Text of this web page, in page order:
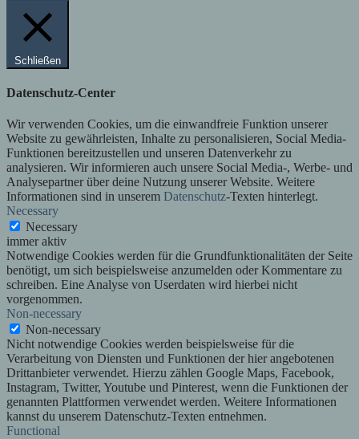
Schließen
Datenschutz-Center
Wir verwenden Cookies, um die einwandfreie Funktion unserer
Website zu gewährleisten, Inhalte zu personalisieren, Social Media-
Funktionen bereitzustellen und unseren Datenverkehr zu
analysieren. Wir informieren auch unsere Social Media-, Werbe- und
Analysepartner über deine Nutzung unserer Website. Weitere
Informationen sind in unserem Datenschutz-Texten hinterlegt.
Necessary
Necessary
immer aktiv
Notwendige Cookies werden für die Grundfunktionalitäten der Seite
benötigt, um sich beispielsweise anzumelden oder Kommentare zu
schreiben. Eine Analyse von Userdaten wird hierbei nicht
vorgenommen.
Non-necessary
Non-necessary
Nicht notwendige Cookies werden beispielsweise für die
Verarbeitung von Diensten und Funktionen der hier angebotenen
Drittanbieter verwendet. Hierzu zählen Google Maps, Facebook,
Instagram, Twitter, Youtube und Pinterest, wenn die Funktionen der
genannten Plattformen verwendet werden. Weitere Informationen
kannst du unserem Datenschutz-Texten entnehmen.
Functional